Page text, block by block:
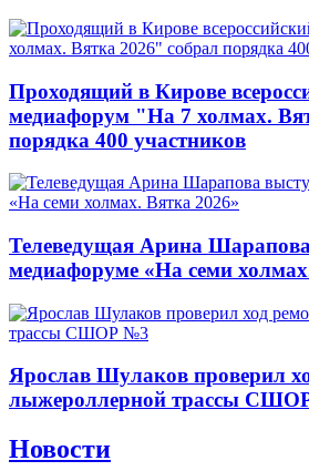
Проходящий в Кирове
медиафорум "На 7 холмах.
порядка 400 участников
Телеведущая Арина
медиафоруме «На семи
Ярослав Шулаков проверил
лыжероллерной трассы
Новости